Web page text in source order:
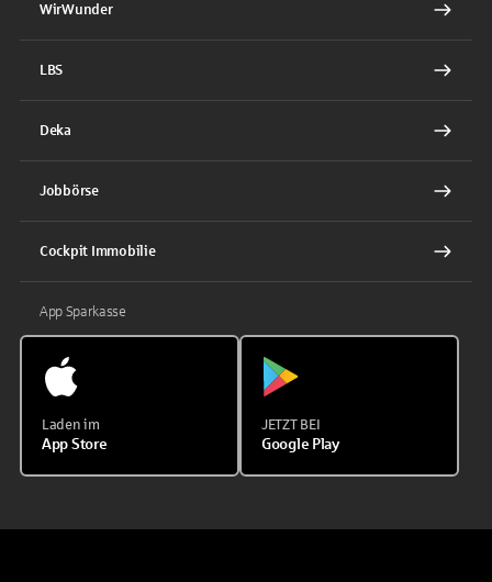
WirWunder
LBS
Deka
Jobbörse
Cockpit Immobilie
App Sparkasse
Laden im
App Store
JETZT BEI
Google Play